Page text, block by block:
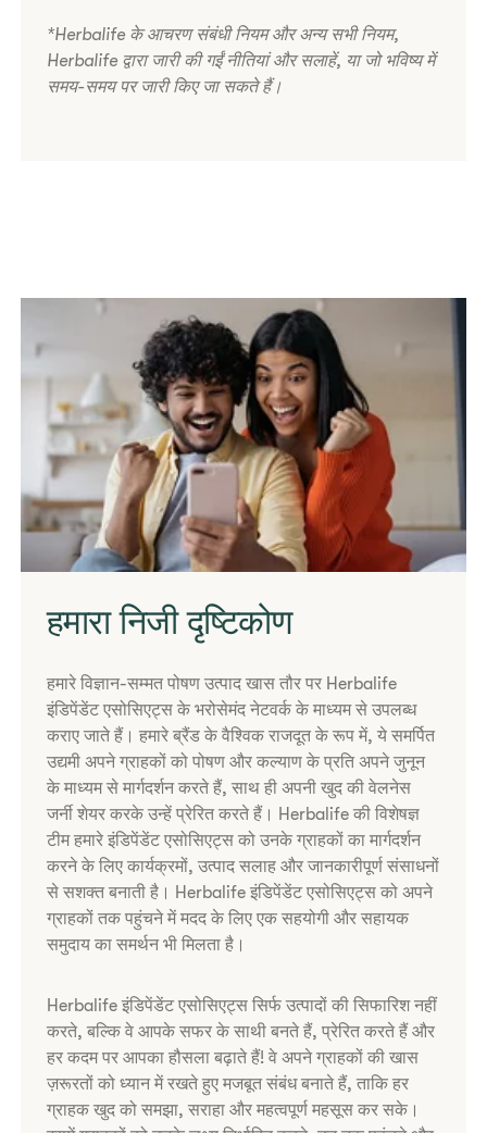
*Herbalife के आचरण संबंधी नियम और अन्य सभी नियम,
Herbalife द्वारा जारी की गईं नीतियां और सलाहें, या जो भविष्य में
समय-समय पर जारी किए जा सकते हैं।
हमारा निजी दृष्टिकोण
हमारे विज्ञान-सम्मत पोषण उत्पाद खास तौर पर Herbalife
इंडिपेंडेंट एसोसिएट्स के भरोसेमंद नेटवर्क के माध्यम से उपलब्ध
कराए जाते हैं। हमारे ब्रैंड के वैश्विक राजदूत के रूप में, ये समर्पित
उद्यमी अपने ग्राहकों को पोषण और कल्याण के प्रति अपने जुनून
के माध्यम से मार्गदर्शन करते हैं, साथ ही अपनी खुद की वेलनेस
जर्नी शेयर करके उन्हें प्रेरित करते हैं। Herbalife की विशेषज्ञ
टीम हमारे इंडिपेंडेंट एसोसिएट्स को उनके ग्राहकों का मार्गदर्शन
करने के लिए कार्यक्रमों, उत्पाद सलाह और जानकारीपूर्ण संसाधनों
से सशक्त बनाती है। Herbalife इंडिपेंडेंट एसोसिएट्स को अपने
ग्राहकों तक पहुंचने में मदद के लिए एक सहयोगी और सहायक
समुदाय का समर्थन भी मिलता है।
Herbalife इंडिपेंडेंट एसोसिएट्स सिर्फ उत्पादों की सिफारिश नहीं
करते, बल्कि वे आपके सफर के साथी बनते हैं, प्रेरित करते हैं और
हर कदम पर आपका हौसला बढ़ाते हैं! वे अपने ग्राहकों की खास
ज़रूरतों को ध्यान में रखते हुए मजबूत संबंध बनाते हैं, ताकि हर
ग्राहक खुद को समझा, सराहा और महत्वपूर्ण महसूस कर सके।